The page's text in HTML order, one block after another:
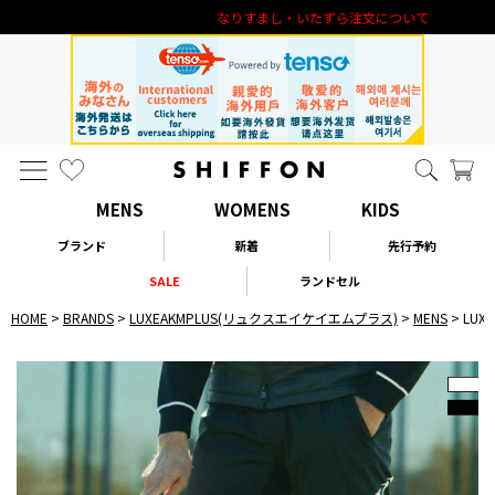
なりすまし・いたずら注文について
MENS WOMENS KIDS
ブランド 新着
先行予約
SALE
ランドセル
HOME BRANDS LUXEAKMPLUS(リュクスエイケイエムプラス) MENS